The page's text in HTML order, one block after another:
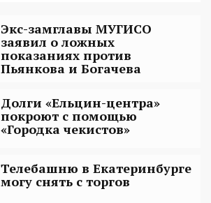
Экс-замглавы МУГИСО
заявил о ложных
показаниях против
Пьянкова и Богачева
Долги «Ельцин-центра»
покроют с помощью
«Городка чекистов»
Телебашню в Екатеринбурге
могу снять с торгов